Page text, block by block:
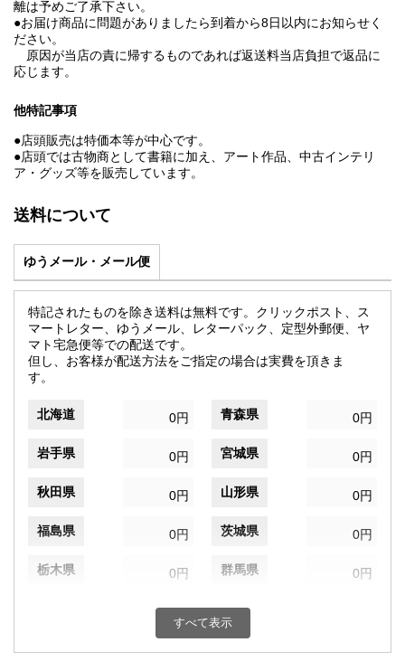
離は予めご了承下さい。
●お届け商品に問題がありましたら到着から8日以内にお知らせく
ださい。
原因が当店の責に帰するものであれば返送料当店負担で返品に
応じます。
他特記事項
●店頭販売は特価本等が中心です。
●店頭では古物商として書籍に加え、アート作品、中古インテリ
ア・グッズ等を販売しています。
送料について
ゆうメール・メール便
特記されたものを除き送料は無料です。クリックポスト、ス
マートレター、ゆうメール、レターパック、定型外郵便、ヤ
マト宅急便等での配送です。
但し、お客様が配送方法をご指定の場合は実費を頂きま
す。
北海道 0円 青森県 0円
岩手県 0円 宮城県 0円
秋田県 0円 山形県 0円
福島県 0円 茨城県 0円
栃木県 0円 群馬県 0円
0円 千葉県
0円 0円
すべて表示